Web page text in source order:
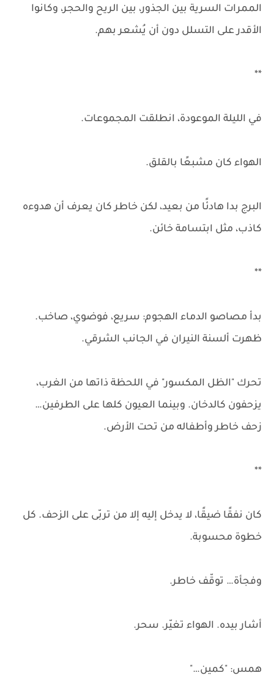
الممرات السرية بين الجذور، بين الريح والحجر، وكانوا
الأقدر على التسلل دون أن يُشعر بهم.
**
في الليلة الموعودة، انطلقت المجموعات.
الهواء كان مشبعًا بالقلق.
البرج بدا هادئًا من بعيد، لكن خاطر كان يعرف أن هدوءه
كاذب، مثل ابتسامة خائن.
**
بدأ مصاصو الدماء الهجوم: سريع، فوضوي، صاخب.
ظهرت ألسنة النيران في الجانب الشرقي.
تحرك "الظل المكسور" في اللحظة ذاتها من الغرب،
يزحفون كالدخان. وبينما العيون كلها على الطرفين…
زحف خاطر وأطفاله من تحت الأرض.
**
كان نفقًا ضيقًا، لا يدخل إليه إلا من تربّى على الزحف. كل
خطوة محسوبة.
وفجأة… توقّف خاطر.
أشار بيده. الهواء تغيّر. سحر.
همس: "كمين…"